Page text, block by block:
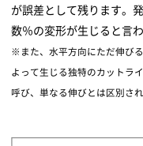
が誤差として残ります。
数％の変形が生じると言
※また、水平方向にただ伸び
よって生じる独特のカットラ
呼び、単なる伸びとは区別され